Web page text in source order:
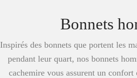
Bonnets
Inspirés des bonnets que portent les
pendant leur quart, nos bonnets
cachemire vous assurent un